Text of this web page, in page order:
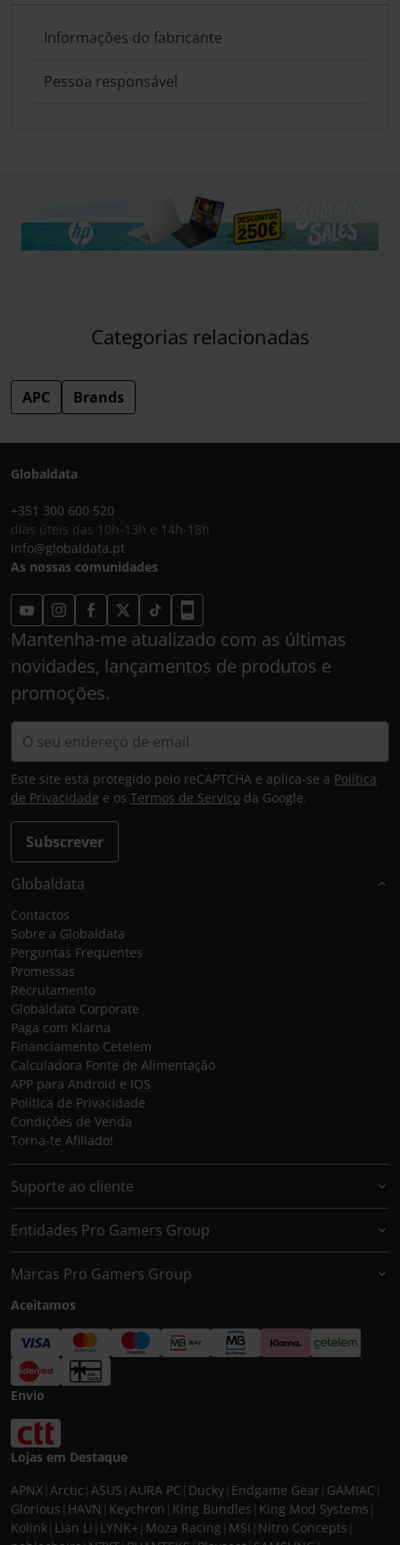
Informações do fabricante
Pessoa responsável
Categorias relacionadas
APC Brands
Globaldata
+351 300 600 520
dias úteis das 10h-13h e 14h-18h
info@globaldata.pt
As nossas comunidades
Mantenha-me atualizado com as últimas
novidades, lançamentos de produtos e
promoções.
Subscrever
Este site está protegido pelo reCAPTCHA e aplica-se a Política
de Privacidade e os Termos de Serviço da Google.
Globaldata
Contactos
Sobre a Globaldata
Perguntas Frequentes
Promessas
Recrutamento
Globaldata Corporate
Paga com Klarna
Financiamento Cetelem
Calculadora Fonte de Alimentação
APP para Android e IOS
Política de Privacidade
Condições de Venda
Torna-te Afiliado!
Suporte ao cliente
Entidades Pro Gamers Group
Marcas Pro Gamers Group
Aceitamos
Envio
Lojas em Destaque
APNX Arctic ASUS AURA PC Ducky Endgame Gear GAMIAC
Glorious HAVN Keychron King Bundles King Mod Systems
Kolink Lian Li LYNK+ Moza Racing MSI Nitro Concepts